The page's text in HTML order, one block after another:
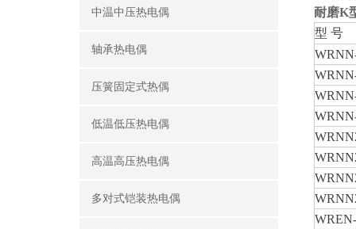
中温中压热电偶
轴承热电偶
压簧固定式热偶
低温低压热电偶
高温高压热电偶
多对式铠装热电偶
耐磨K
型 号